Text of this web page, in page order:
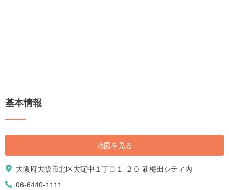
基本情報
地図を見る
大阪府大阪市北区大淀中１丁目１-２０ 新梅田シティ内
06-6440-1111